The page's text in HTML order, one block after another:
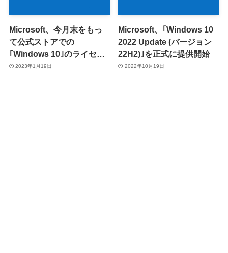
Microsoft、今月末をもっ
て公式ストアでの
｢Windows 10｣のライセン
ス販売を終了へ
2023年1月19日
Microsoft、｢Windows 10
2022 Update (バージョン
22H2)｣を正式に提供開始
2022年10月19日